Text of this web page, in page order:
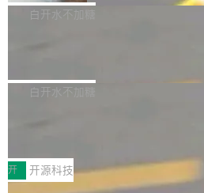
貌。数据显示，微软和 Meta 主要依
代码、验证结果的 AI 终端工具。 据
个主 agent 循环，外加一组后台 agent
构建流程可以分为四个环节：建图 →
白开水不加糖
库，并将作为transport接入Mooncake
MPComm将作为一种传输引擎接入
ENT，实现零拷贝传输性能提升30%、
白开水不加糖
型案例入选名单》，深信服“面向企业
开源 AI 编程平台 CoStrict 应用”凭借卓
开 开源科技